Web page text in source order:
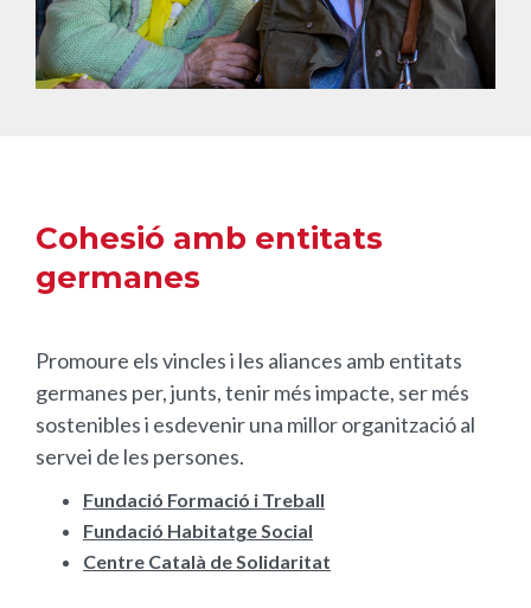
Cohesió amb entitats
germanes
Promoure els vincles i les aliances amb entitats
germanes per, junts, tenir més impacte, ser més
sostenibles i esdevenir una millor organització al
servei de les persones.
Fundació Formació i Treball
Fundació Habitatge Social
Centre Català de Solidaritat